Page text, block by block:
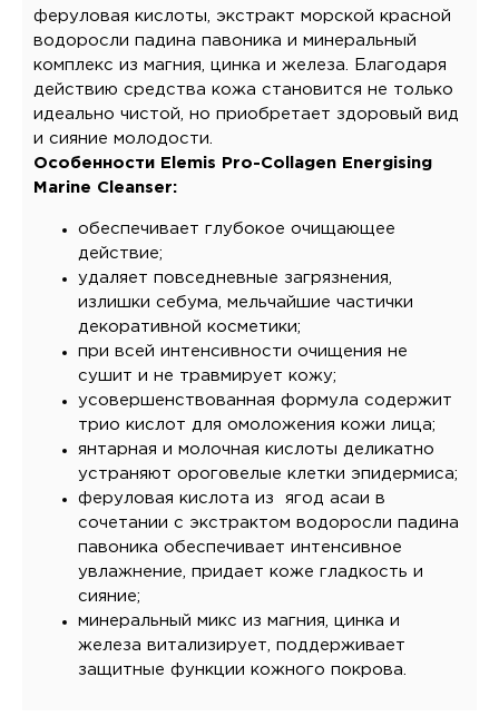
феруловая кислоты, экстракт морской красной
водоросли падина павоника и минеральный
комплекс из магния, цинка и железа. Благодаря
действию средства кожа становится не только
идеально чистой, но приобретает здоровый вид
и сияние молодости.
Особенности Elemis Pro-Collagen Energising
Marine Cleanser:
обеспечивает глубокое очищающее
действие;
удаляет повседневные загрязнения,
излишки себума, мельчайшие частички
декоративной косметики;
при всей интенсивности очищения не
сушит и не травмирует кожу;
усовершенствованная формула содержит
трио кислот для омоложения кожи лица;
янтарная и молочная кислоты деликатно
устраняют ороговелые клетки эпидермиса;
феруловая кислота из ягод асаи в
сочетании с экстрактом водоросли падина
павоника обеспечивает интенсивное
увлажнение, придает коже гладкость и
сияние;
минеральный микс из магния, цинка и
железа витализирует, поддерживает
защитные функции кожного покрова.